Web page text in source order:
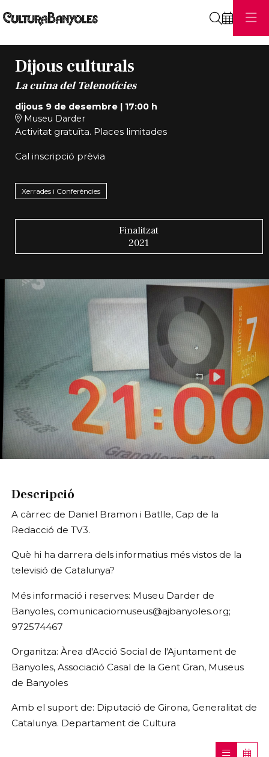
Dijous culturals
La cuina del Telenotícies
dijous 9 de desembre| 17:00 h
Museu Darder
Activitat gratuïta. Places limitades
Cal inscripció prèvia
Xerrades i Conferències
Finalitzat
2021
Descripció
A càrrec de Daniel Bramon i Batlle, Cap de la
Redacció de TV3.
Què hi ha darrera dels informatius més vistos de la
televisió de Catalunya?
Més informació i reserves: Museu Darder de
Banyoles, comunicaciomuseus@ajbanyoles.org;
972574467
Organitza: Àrea d'Acció Social de l'Ajuntament de
Banyoles, Associació Casal de la Gent Gran, Museus
de Banyoles
Amb el suport de: Diputació de Girona, Generalitat de
Catalunya. Departament de Cultura